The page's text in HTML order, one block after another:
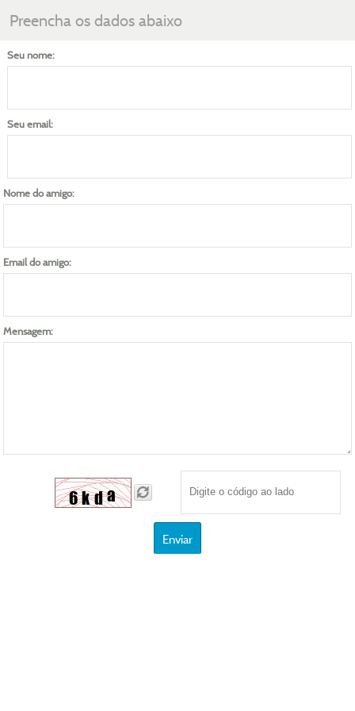
Preencha os dados abaixo
Seu nome:
Seu email:
Nome do amigo:
Email do amigo:
Mensagem:
Enviar